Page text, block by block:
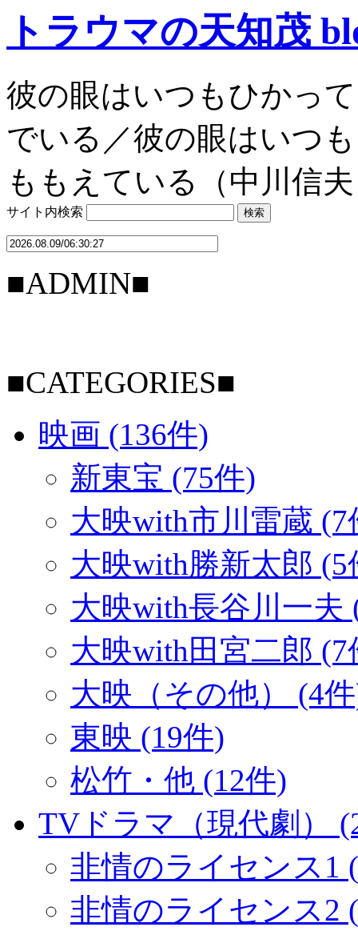
トラウマの天知茂
彼の眼はいつもひかっ
でいる／彼の眼はいつ
ももえている（中川信
サイト内検索
■ADMIN■
■CATEGORIES■
映画 (136件)
新東宝 (75件)
大映with市川雷蔵 (7
大映with勝新太郎 (5
大映with長谷川一夫
大映with田宮二郎 (7
大映（その他） (4
東映 (19件)
松竹・他 (12件)
TVドラマ（現代劇）
非情のライセンス1
非情のライセンス2